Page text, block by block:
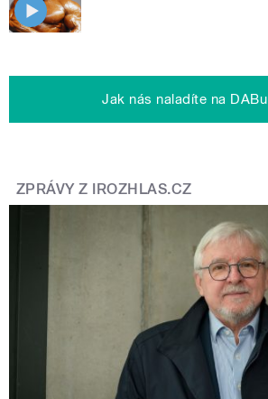
Jak nás naladíte na DABu
ZPRÁVY Z IROZHLAS.CZ